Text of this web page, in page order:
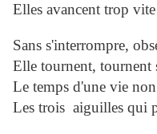
Elles avancent trop
Sans s'interrompre,
Elle tournent, tournent
Le temps d'une vie
Les trois aiguilles qui